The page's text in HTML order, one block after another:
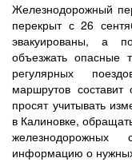
Железнодорожный
перекрыт с 26
эвакуированы, а
объезжать опасные
регулярных
маршрутов
просят учитывать
в Калиновке,
железнодорожных
информацию о